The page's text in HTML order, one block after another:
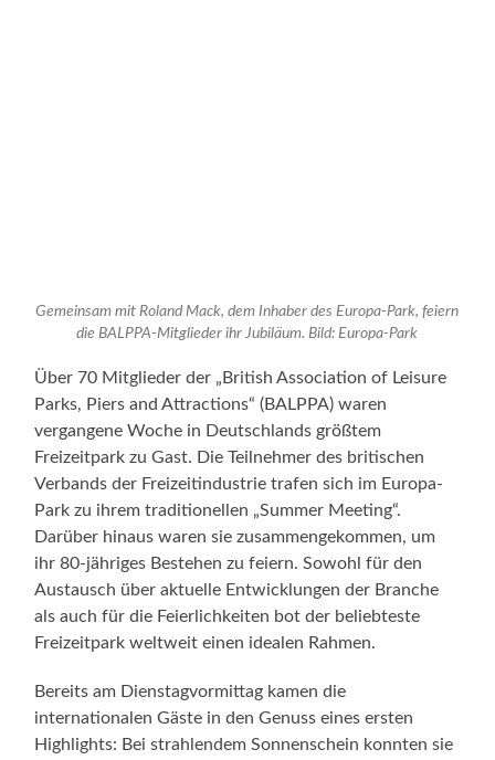
Gemeinsam mit Roland Mack, dem Inhaber des Europa-Park, feiern
die BALPPA-Mitglieder ihr Jubiläum. Bild: Europa-Park
Über 70 Mitglieder der „British Association of Leisure
Parks, Piers and Attractions“ (BALPPA) waren
vergangene Woche in Deutschlands größtem
Freizeitpark zu Gast. Die Teilnehmer des britischen
Verbands der Freizeitindustrie trafen sich im Europa-
Park zu ihrem traditionellen „Summer Meeting“.
Darüber hinaus waren sie zusammengekommen, um
ihr 80-jähriges Bestehen zu feiern. Sowohl für den
Austausch über aktuelle Entwicklungen der Branche
als auch für die Feierlichkeiten bot der beliebteste
Freizeitpark weltweit einen idealen Rahmen.
Bereits am Dienstagvormittag kamen die
internationalen Gäste in den Genuss eines ersten
Highlights: Bei strahlendem Sonnenschein konnten sie